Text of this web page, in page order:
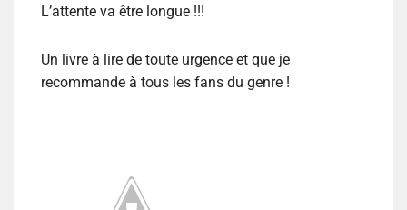
L’attente va être longue !!!
Un livre à lire de toute urgence et que je
recommande à tous les fans du genre !